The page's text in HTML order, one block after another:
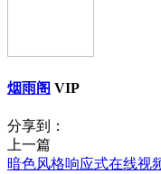
烟雨阁 VIP
分享到：
上一篇
暗色风格响应式在线视